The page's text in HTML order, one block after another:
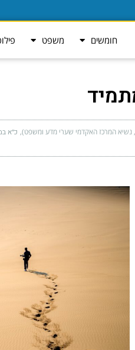
חומשים משפט
נשיא המרכז האקדמי שערי מדע ומשפט) כ״א